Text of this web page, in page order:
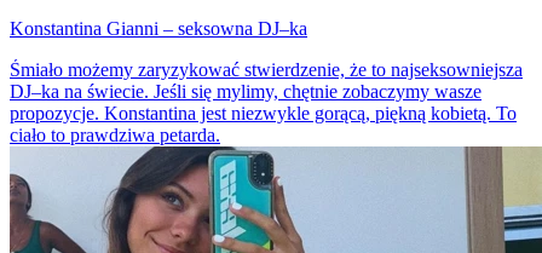
Konstantina Gianni – seksowna DJ–ka
Śmiało możemy zaryzykować stwierdzenie, że to najseksowniejsza
DJ–ka na świecie. Jeśli się mylimy, chętnie zobaczymy wasze
propozycje. Konstantina jest niezwykle gorącą, piękną kobietą. To
ciało to prawdziwa petarda.